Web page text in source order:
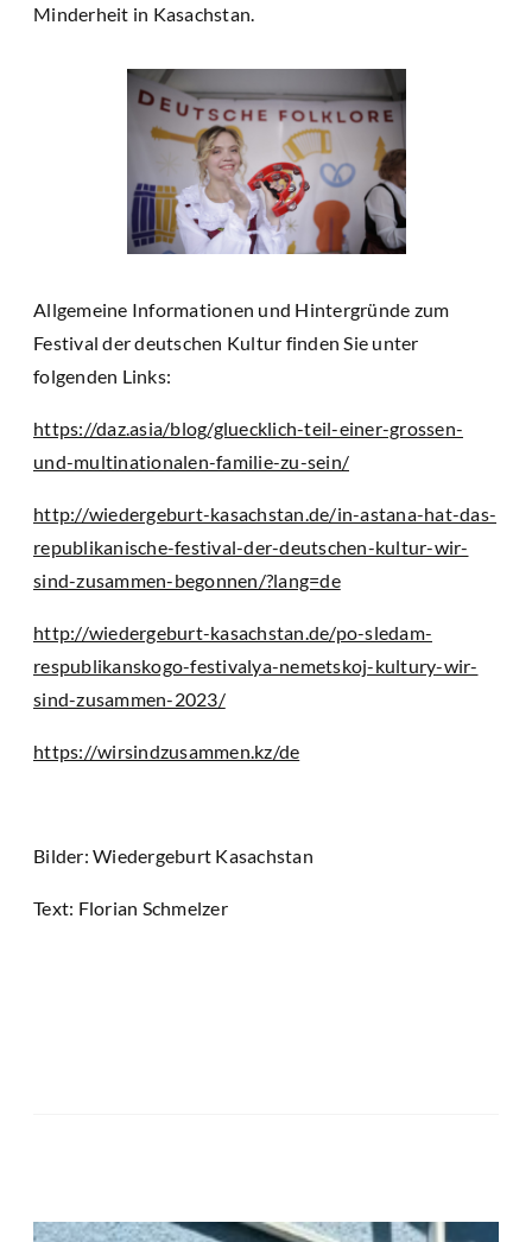
Minderheit in Kasachstan.
Allgemeine Informationen und Hintergründe zum
Festival der deutschen Kultur finden Sie unter
folgenden Links:
https://daz.asia/blog/gluecklich-teil-einer-grossen-
und-multinationalen-familie-zu-sein/
http://wiedergeburt-kasachstan.de/in-astana-hat-das-
republikanische-festival-der-deutschen-kultur-wir-
sind-zusammen-begonnen/?lang=de
http://wiedergeburt-kasachstan.de/po-sledam-
respublikanskogo-festivalya-nemetskoj-kultury-wir-
sind-zusammen-2023/
https://wirsindzusammen.kz/de
Bilder: Wiedergeburt Kasachstan
Text: Florian Schmelzer